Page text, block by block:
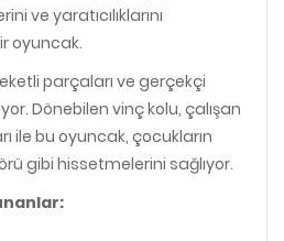
ve yaratıcılıklarını
oyuncak.
parçaları ve gerçekçi
Dönebilen vinç kolu, çalışan
ile bu oyuncak, çocukların
gibi hissetmelerini sağlıyor.